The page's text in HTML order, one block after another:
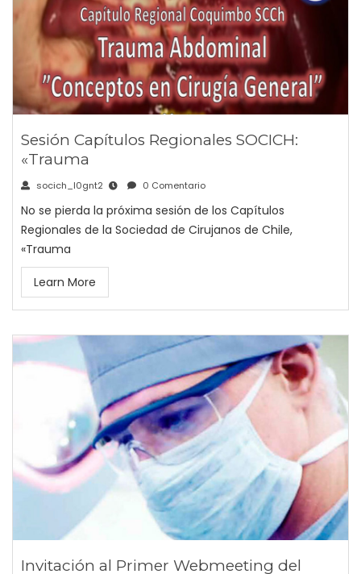
Sesión Capítulos Regionales SOCICH:
«Trauma
socich_l0gnt2 0 Comentario
No se pierda la próxima sesión de los Capítulos
Regionales de la Sociedad de Cirujanos de Chile,
«Trauma
Learn More
Invitación al Primer Webmeeting del